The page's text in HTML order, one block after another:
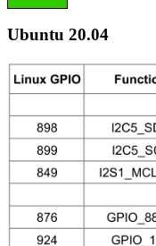
Ubuntu 20.04